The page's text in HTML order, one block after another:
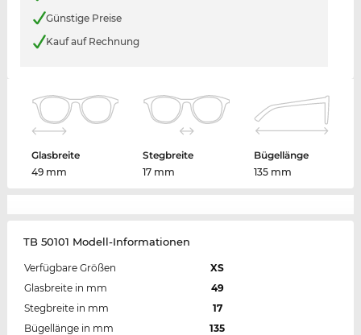
Günstige Preise
Kauf auf Rechnung
Glasbreite
49 mm
Stegbreite
17 mm
Bügellänge
135 mm
TB 50101 Modell-Informationen
Verfügbare Größen
XS
Glasbreite in mm
49
Stegbreite in mm
17
Bügellänge in mm
135